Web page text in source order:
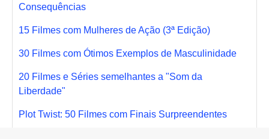
Consequências
15 Filmes com Mulheres de Ação (3ª Edição)
30 Filmes com Ótimos Exemplos de Masculinidade
20 Filmes e Séries semelhantes a "Som da
Liberdade"
Plot Twist: 50 Filmes com Finais Surpreendentes